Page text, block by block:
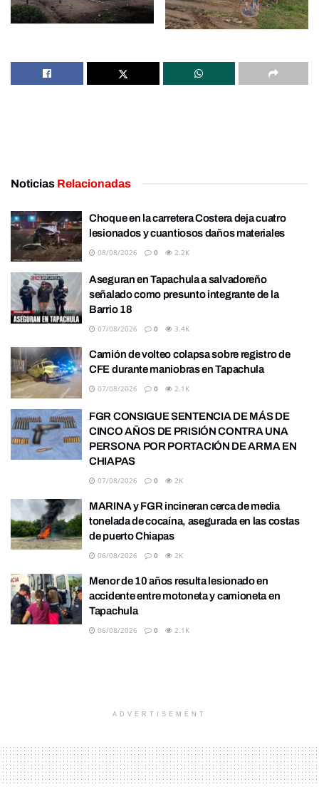
Noticias Relacionadas
Choque en la carretera Costera deja cuatro
lesionados y cuantiosos daños materiales
08/08/2026 0 2.2K
Aseguran en Tapachula a salvadoreño
señalado como presunto integrante de la
Barrio 18
07/08/2026 0 3.4K
Camión de volteo colapsa sobre registro de
CFE durante maniobras en Tapachula
07/08/2026 0 2.1K
FGR CONSIGUE SENTENCIA DE MÁS DE
CINCO AÑOS DE PRISIÓN CONTRA UNA
PERSONA POR PORTACIÓN DE ARMA EN
CHIAPAS
07/08/2026 0 2K
MARINA y FGR incineran cerca de media
tonelada de cocaína, asegurada en las costas
de puerto Chiapas
06/08/2026 0 2K
Menor de 10 años resulta lesionado en
accidente entre motoneta y camioneta en
Tapachula
06/08/2026 0 2.1K
ADVERTISEMENT